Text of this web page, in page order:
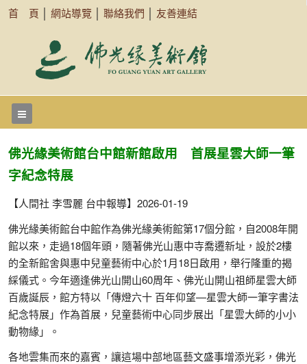
首 頁 網站導覽 聯絡我們 友善連結
佛光緣美術館台中館新館啟用 首展星雲大師一筆
字紀念特展
【人間社 李雪麗 台中報導】2026-01-19
佛光緣美術館台中館作為佛光緣美術館第17個分館，自2008年開
館以來，走過18個年頭，隨著佛光山惠中寺喬遷新址，設於2樓
的全新館舍與惠中兒童藝術中心於1月18日啟用，舉行隆重的揭
綵儀式。今年適逢佛光山開山60周年、佛光山開山祖師星雲大師
百歲誕辰，館方特以「傳燈六十 百年仰望—星雲大師一筆字書法
紀念特展」作為首展，兒童藝術中心同步展出「星雲大師的小小
動物緣」。
各地雲集而來的嘉賓，讓這場中部地區藝文盛事增添光彩，佛光